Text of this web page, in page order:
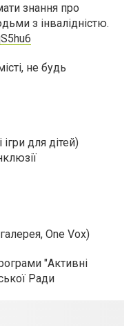
знання про
з інвалідністю.
не будь
для дітей)
One Vox)
"Активні
Ради